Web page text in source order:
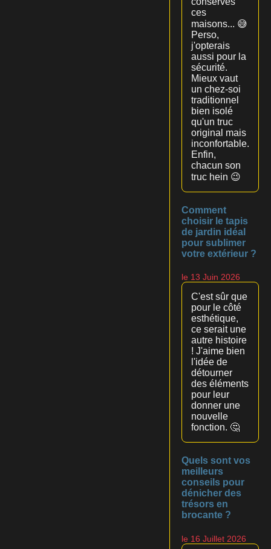
ces
maisons... 😅
Perso,
j'opterais
aussi pour la
sécurité.
Mieux vaut
un chez-soi
traditionnel
bien isolé
qu'un truc
original mais
inconfortable.
Enfin,
chacun son
truc hein 😉
Comment
choisir le tapis
de jardin idéal
pour sublimer
votre extérieur ?
le 13 Juin 2026
C'est sûr que
pour le côté
esthétique,
ce serait une
autre histoire
! J'aime bien
l'idée de
détourner
des éléments
pour leur
donner une
nouvelle
fonction. 🤔
Quels sont vos
meilleurs
conseils pour
dénicher des
trésors en
brocante ?
le 16 Juillet 2026